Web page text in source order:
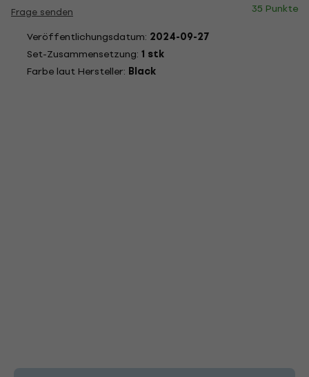
Frage senden
35 Punkte
Veröffentlichungsdatum: 2024-09-27
Set-Zusammensetzung: 1 stk
Farbe laut Hersteller: Black